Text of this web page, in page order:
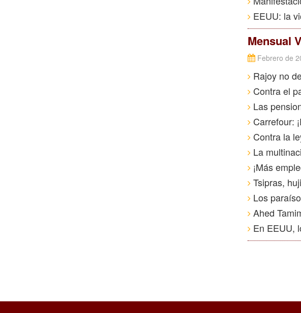
EEUU: la
Mensual
Febrero de
Rajoy no
Contra el
Las
Carrefour:
Contra la
La
¡Más
Tsipras,
Los
Ahed
En EEUU,